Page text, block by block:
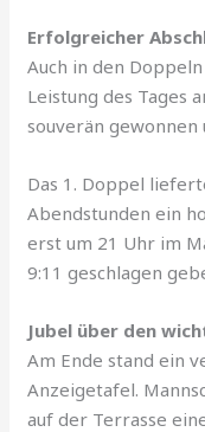
Erfolgreicher
Auch in den
Leistung des Tages
souverän gewonnen
Das 1. Doppel
Abendstunden ein
erst um 21 Uhr im
9:11 geschlagen
Jubel über den
Am Ende stand ein
Anzeigetafel.
auf der Terrasse